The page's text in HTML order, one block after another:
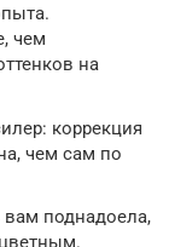
чем
на
коррекция
чем сам по
вам поднадоела,